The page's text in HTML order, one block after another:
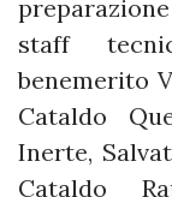
staff
benemerito
Cataldo
Inerte,
Cataldo